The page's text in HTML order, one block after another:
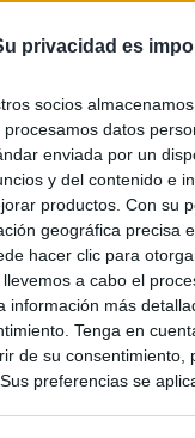
privacidad es
socios
datos
enviada por un
y del contenido e
productos. Con su
geográfica precisa
hacer clic para
a cabo el
información más
Tenga en
de su
preferencias se